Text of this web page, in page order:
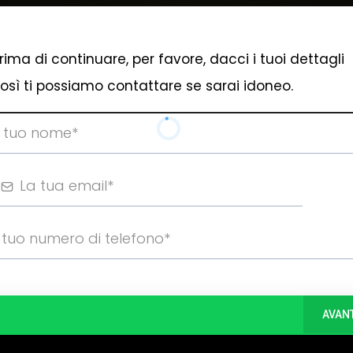
di continuare, per favore, dacci i tuoi dettagli
ti possiamo contattare se sarai idoneo.